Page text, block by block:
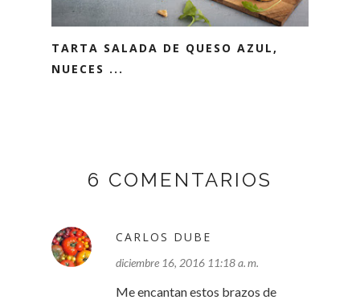
TARTA SALADA DE QUESO AZUL,
NUECES ...
6 COMENTARIOS
CARLOS DUBE
diciembre 16, 2016 11:18 a. m.
Me encantan estos brazos de